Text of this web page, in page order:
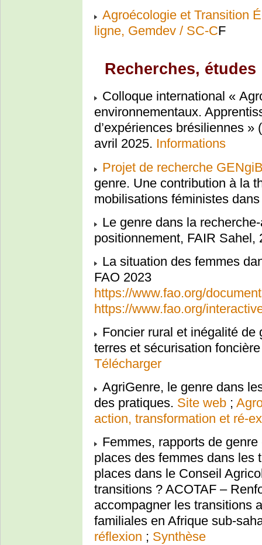
Agroécologie et Transition
ligne, Gemdev / SC-CF
Recherches, études
Colloque international «
environnementaux.
d’expériences brésiliennes
avril 2025. Informations
Projet de recherche
genre. Une contribution à la
mobilisations féministes
Le genre dans la
positionnement, FAIR Sahel,
La situation des femmes
FAO 2023
https://www.fao.org/
https://www.fao.org/
Foncier rural et inégalité
terres et sécurisation
Télécharger
AgriGenre, le genre dans
des pratiques. Site web ;
action, transformation et ré-
Femmes, rapports de
places des femmes dans les
places dans le Conseil
transitions ? ACOTAF –
accompagner les transitions
familiales en Afrique sub-
réflexion ; Synthèse